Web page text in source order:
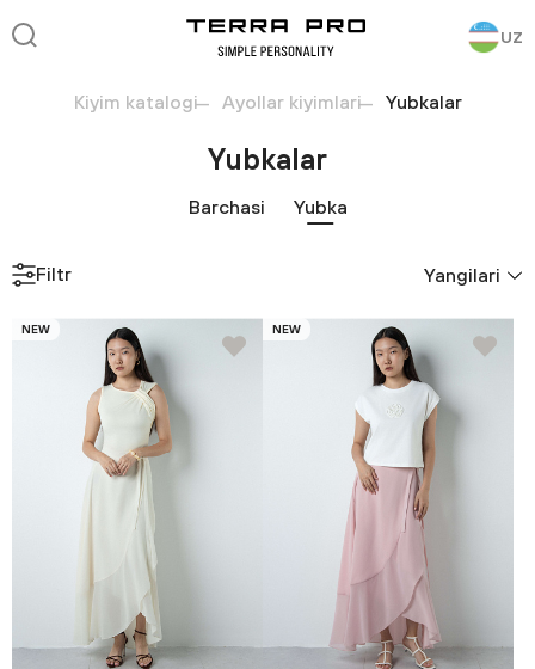
UZ
Kiyim katalogi Ayollar kiyimlari Yubkalar
Yubkalar
Barchasi Yubka
Filtr Yangilari
NEW NEW